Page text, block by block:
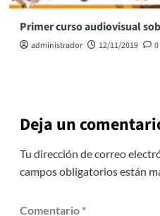
Primer curso audiovisual
administrador 12/11/2019 0
Deja un
Tu dirección de correo
campos obligatorios están
Comentario *